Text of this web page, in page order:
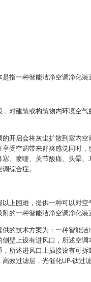
指一种智能洁净空调净化装
对建筑或构筑物内环境空气
开启会将灰尘扩散到室内空
受空调带来舒爽感觉同时，
、喷嚏、关节酸痛、头晕、
综合症。
上困难，提供一种可以对空
的一种智能洁净空调净化装
的技术方案为：一种智能洁
壁上设有进风口，所述空调
所述进风口上插接设有可拆
效过滤层，光催化UP-钛过